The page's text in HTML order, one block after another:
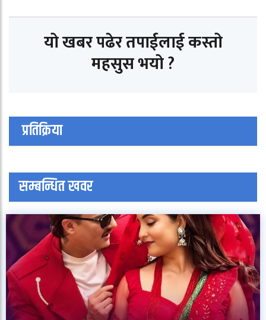
यो खबर पढेर तपाईलाई कस्तो
महसुस भयो ?
प्रतिक्रिया
सम्बन्धित खवर